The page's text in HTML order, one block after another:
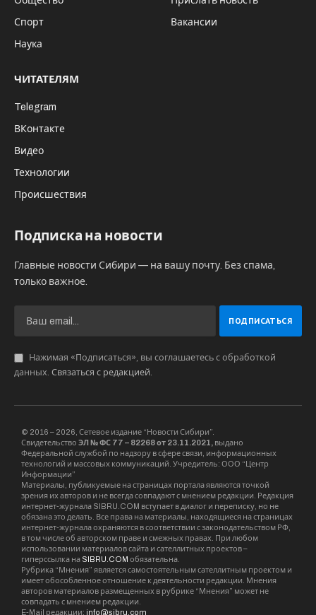
Спорт
Наука
Вакансии
ЧИТАТЕЛЯМ
Telegram
ВКонтакте
Видео
Технологии
Происшествия
Подписка на новости
Главные новости Сибири — на вашу почту. Без спама,
только важное.
Нажимая «Подписаться», вы соглашаетесь с обработкой
данных. Связаться с редакцией.
© 2016 – 2026, Сетевое издание “Новости Сибири”.
Свидетельство ЭЛ № ФС 77 – 82268 от 23.11.2021, выдано
Федеральной службой по надзору в сфере связи, информационных
технологий и массовых коммуникаций. Учредитель: ООО “Центр
Информации”
Материалы, публикуемые на страницах портала являются точкой
зрения их авторов и не всегда совпадают с мнением редакции. Редакция
интернет-журнала SIBRU.COM вступает в диалог и переписку, но не
обязана это делать. Все права на материалы, находящиеся на страницах
интернет-журнала охраняются в соответствии с законодательством РФ,
в том числе об авторском праве и смежных правах. При любом
использовании материалов сайта и сателлитных проектов –
гиперссылка на SIBRU.COM обязательна.
Рубрика “Мнения” является самостоятельным сателлитным проектом и
имеет обособленное отношение к деятельности редакции. Мнения
авторов материалов размещенных в рубрике “Мнения” может не
совпадать с мнением редакции.
E-Mail редакции: info@sibru.com